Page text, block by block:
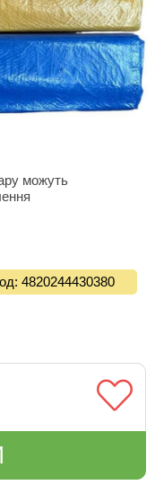
можуть
4820244430380